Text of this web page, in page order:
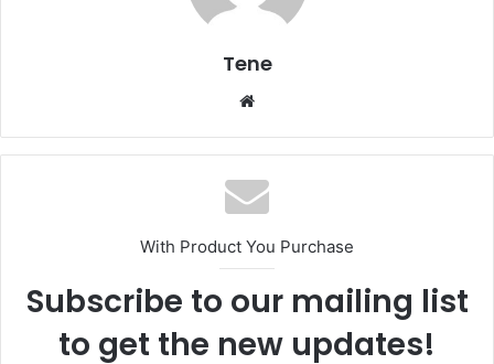
Tene
Website
With Product You Purchase
Subscribe to our mailing list
to get the new updates!